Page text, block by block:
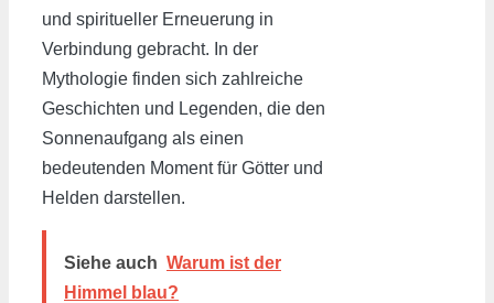
und spiritueller Erneuerung in
Verbindung gebracht. In der
Mythologie finden sich zahlreiche
Geschichten und Legenden, die den
Sonnenaufgang als einen
bedeutenden Moment für Götter und
Helden darstellen.
Siehe auch Warum ist der
Himmel blau?